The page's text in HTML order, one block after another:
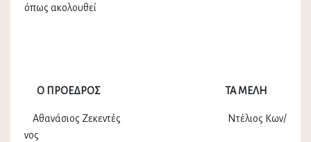
όπως ακολουθεί
Ο ΠΡΟΕΔΡΟΣ ΤΑ ΜΕΛΗ
Αθανάσιος Ζεκεντές Ντέλιος Κων/
νος